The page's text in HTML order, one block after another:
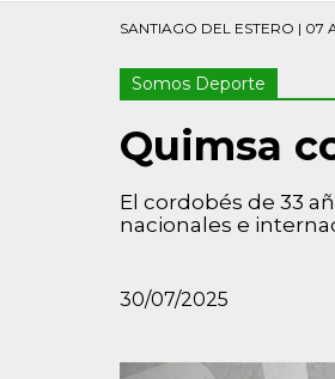
SANTIAGO DEL ESTERO | 07
Somos Deporte
Quimsa
El cordobés de 33
nacionales e
30/07/2025